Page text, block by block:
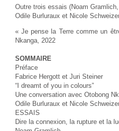
Outre trois essais (Noam
Odile Burluraux et Nicole
« Je pense la Terre comme un
Nkanga, 2022
SOMMAIRE
Préface
Fabrice Hergott et Juri Steiner
“I dreamt of you in colours”
Une conversation avec Otobong
Odile Burluraux et Nicole
ESSAIS
Dire la connexion, la rupture et la